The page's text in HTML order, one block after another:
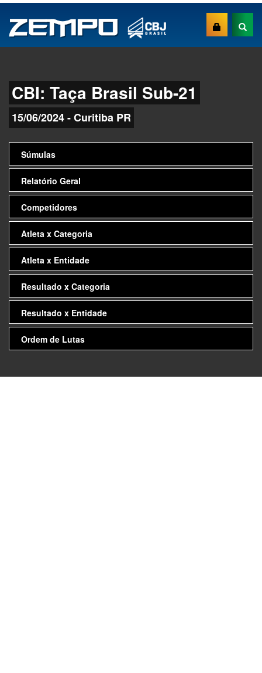
CBI: Taça Brasil Sub-21
15/06/2024 - Curitiba PR
Súmulas
Relatório Geral
Competidores
Atleta x Categoria
Atleta x Entidade
Resultado x Categoria
Resultado x Entidade
Ordem de Lutas